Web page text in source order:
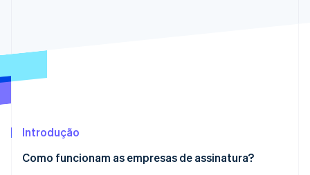
Veja como a Stripe está construindo a infraestrutura
Introdução
Como funcionam as empresas de assinatura?